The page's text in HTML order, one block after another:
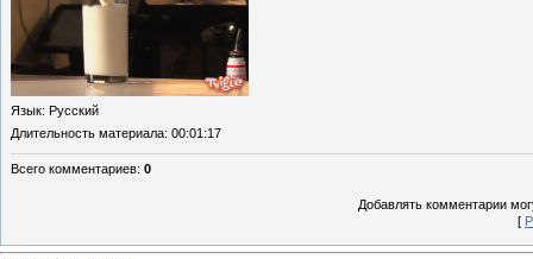
Язык: Русский
Длительность материала: 00:01:17
Всего комментариев: 0
Добавлять комментарии
[